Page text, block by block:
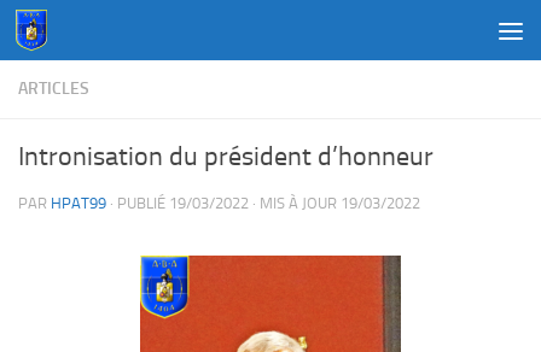
Au dessous du contenu
ARTICLES
Intronisation du président d’honneur
PAR HPAT99 · PUBLIÉ 19/03/2022 · MIS À JOUR 19/03/2022